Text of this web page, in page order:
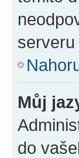
Můj
do